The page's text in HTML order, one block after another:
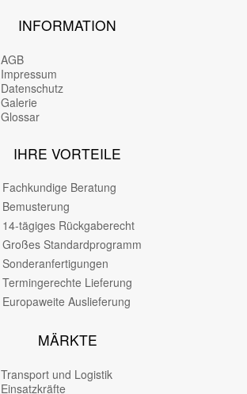
INFORMATION
AGB
Impressum
Datenschutz
Galerie
Glossar
IHRE VORTEILE
Fachkundige Beratung
Bemusterung
14-tägiges Rückgaberecht
Großes Standardprogramm
Sonderanfertigungen
Termingerechte Lieferung
Europaweite Auslieferung
MÄRKTE
Transport und Logistik
Einsatzkräfte